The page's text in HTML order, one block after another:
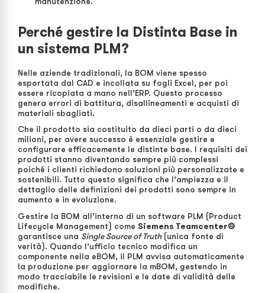
Perché gestire la Distinta Base in
un sistema PLM?
Nelle aziende tradizionali, la BOM viene spesso
esportata dal CAD e incollata su fogli Excel, per poi
essere ricopiata a mano nell’ERP. Questo processo
genera errori di battitura, disallineamenti e acquisti di
materiali sbagliati.
Che il prodotto sia costituito da dieci parti o da dieci
milioni, per avere successo è essenziale gestire e
configurare efficacemente le distinte base. I requisiti dei
prodotti stanno diventando sempre più complessi
poiché i clienti richiedono soluzioni più personalizzate e
sostenibili. Tutto questo significa che l’ampiezza e il
dettaglio delle definizioni dei prodotti sono sempre in
aumento e in evoluzione.
Gestire la BOM all’interno di un software PLM (Product
Lifecycle Management) come Siemens Teamcenter®
garantisce una Single Source of Truth(unica fonte di
verità). Quando l’ufficio tecnico modifica un
componente nella eBOM, il PLM avvisa automaticamente
la produzione per aggiornare la mBOM, gestendo in
modo tracciabile le revisioni e le date di validità delle
modifiche.